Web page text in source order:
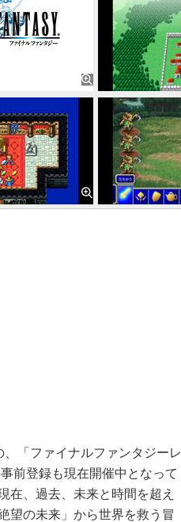
「ファイナルファンタジーレ
前登録も現在開催中となって
在、過去、未来と時間を超え
望の未来」から世界を救う冒